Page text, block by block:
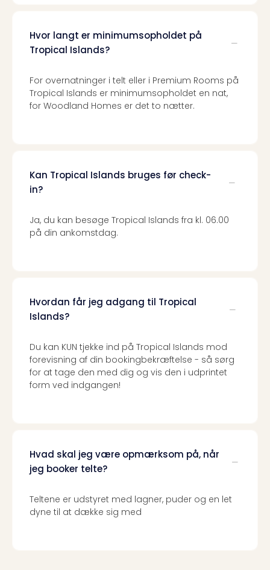
Hvor langt er minimumsopholdet på
Tropical Islands?
For overnatninger i telt eller i Premium Rooms på
Tropical Islands er minimumsopholdet en nat,
for Woodland Homes er det to nætter.
Kan Tropical Islands bruges før check-
in?
Ja, du kan besøge Tropical Islands fra kl. 06.00
på din ankomstdag.
Hvordan får jeg adgang til Tropical
Islands?
Du kan KUN tjekke ind på Tropical Islands mod
forevisning af din bookingbekræftelse - så sørg
for at tage den med dig og vis den i udprintet
form ved indgangen!
Hvad skal jeg være opmærksom på, når
jeg booker telte?
Teltene er udstyret med lagner, puder og en let
dyne til at dække sig med